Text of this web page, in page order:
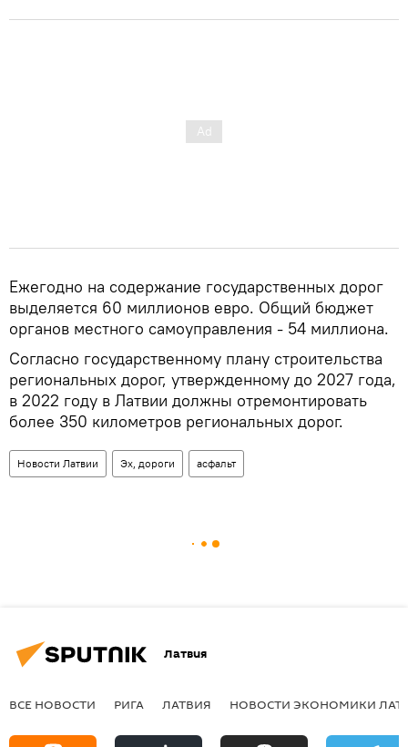
Ежегодно на содержание государственных дорог
выделяется 60 миллионов евро. Общий бюджет
органов местного самоуправления - 54 миллиона.
Согласно государственному плану строительства
региональных дорог, утвержденному до 2027 года,
в 2022 году в Латвии должны отремонтировать
более 350 километров региональных дорог.
Новости Латвии Эх, дороги асфальт
Латвия
ВСЕ НОВОСТИ РИГА ЛАТВИЯ НОВОСТИ ЭКОНОМИКИ